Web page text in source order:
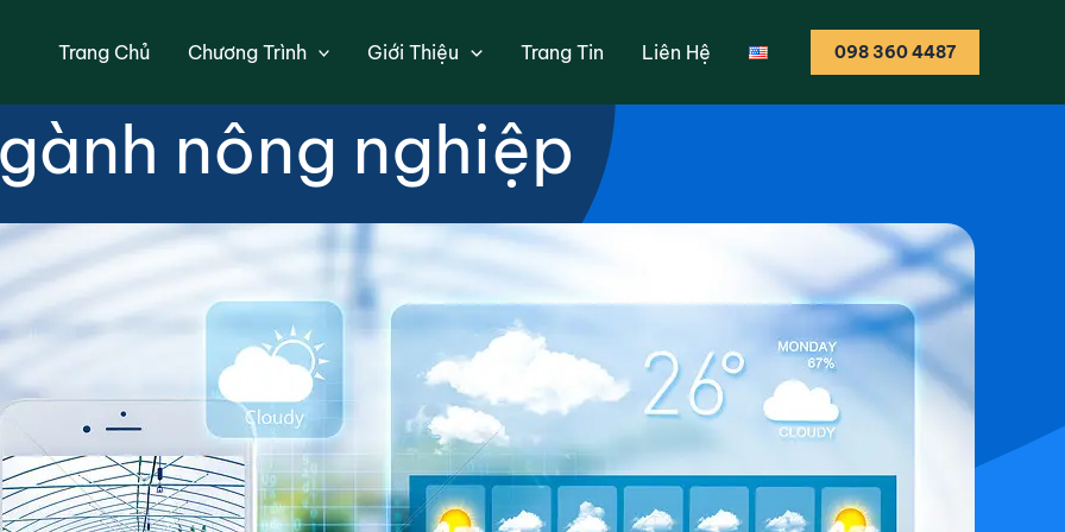
Trang Chủ Chương Trình Giới Thiệu Trang Tin Liên Hệ 098 360 4487
tích dữ liệu kinh doanh trong
nông nghiệp